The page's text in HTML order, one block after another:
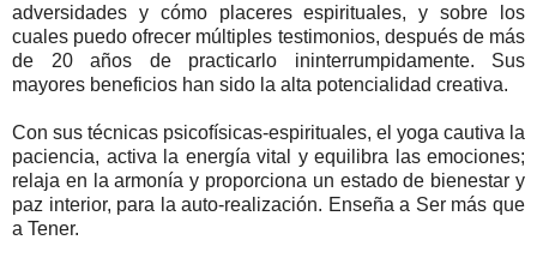
adversidades y cómo placeres espirituales, y sobre los
cuales puedo ofrecer múltiples testimonios, después de más
de 20 años de practicarlo ininterrumpidamente. Sus
mayores beneficios han sido la alta potencialidad creativa.
Con sus técnicas psicofísicas-espirituales, el yoga cautiva la
paciencia, activa la energía vital y equilibra las emociones;
relaja en la armonía y proporciona un estado de bienestar y
paz interior, para la auto-realización. Enseña a Ser más que
a Tener.